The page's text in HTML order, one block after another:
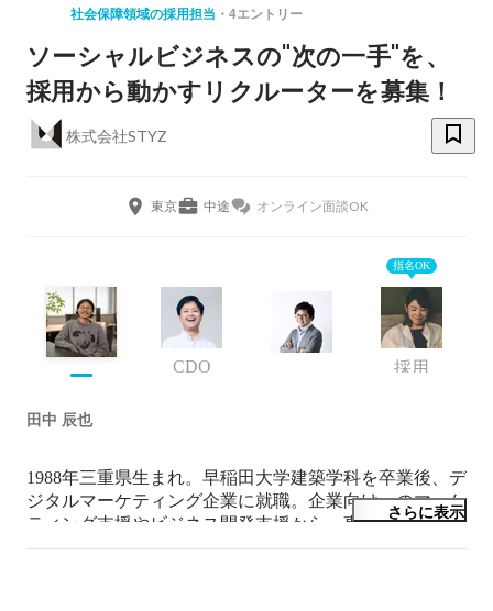
社会保障領域の採用担当 4エントリー
ソーシャルビジネスの"次の一手"を、
採用から動かすリクルーターを募集！
株式会社STYZ
東京 中途 オンライン面談OK
CDO
指名OK
採用
田中 辰也
1988年三重県生まれ。早稲田大学建築学科を卒業後、デ
ジタルマーケティング企業に就職。企業向けへのマーケ
ティング支援やビジネス開発支援から、事業責任者とし
て複数の自社サービスの運営をしてました。2016年3月
さらに表示